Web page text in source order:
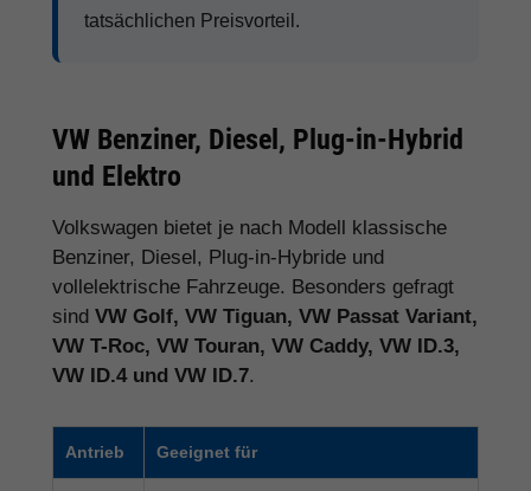
tatsächlichen Preisvorteil.
VW Benziner, Diesel, Plug-in-Hybrid
und Elektro
Volkswagen bietet je nach Modell klassische
Benziner, Diesel, Plug-in-Hybride und
vollelektrische Fahrzeuge. Besonders gefragt
sind VW Golf, VW Tiguan, VW Passat Variant,
VW T-Roc, VW Touran, VW Caddy, VW ID.3,
VW ID.4 und VW ID.7.
Antrieb Geeignet für